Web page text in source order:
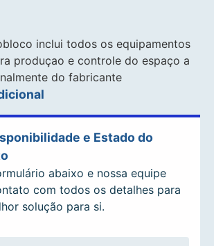
inclui todos os equipamentos
produçao e controle do espaço a
do fabricante
e Estado do
abaixo e nossa equipe
com todos os detalhes para
solução para si.